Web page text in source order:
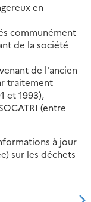
en
communément
de la société
de l'ancien
traitement
et 1993),
(entre
à jour
sur les déchets